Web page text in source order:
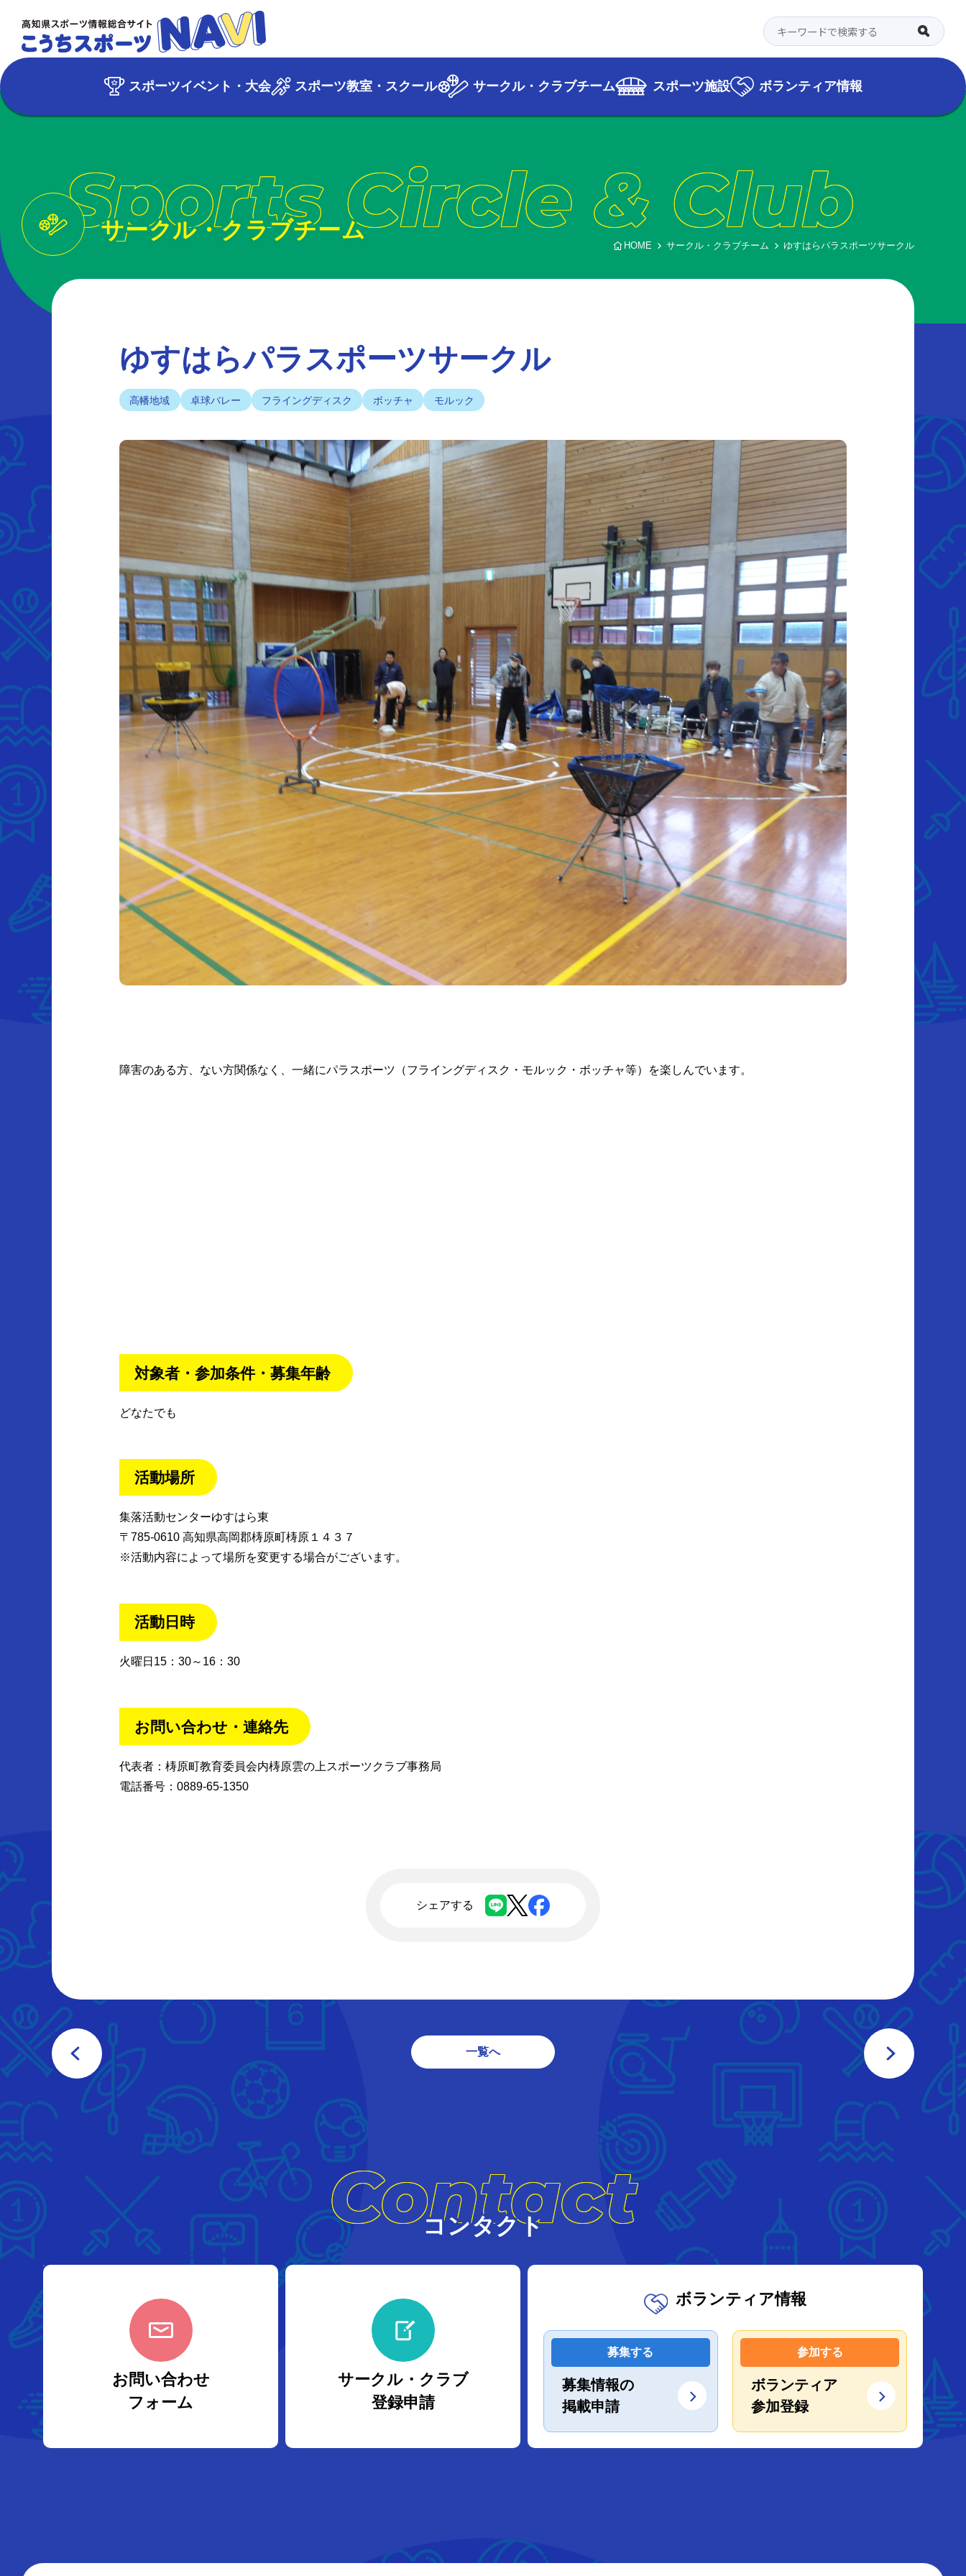
スポーツイベント・大会 スポーツ教室・スクール サークル・クラブチーム スポーツ施設 ボランティア情報
Sports Circle & Club
サークル・クラブチーム
HOME サークル・クラブチーム ゆすはらパラスポーツサークル
ゆすはらパラスポーツサークル
高幡地域 卓球バレー フライングディスク ボッチャ モルック
障害のある方、ない方関係なく、一緒にパラスポーツ（フライングディスク・モルック・ボッチャ等）を楽しんでいます。
対象者・参加条件・募集年齢
どなたでも
活動場所
集落活動センターゆすはら東
〒785-0610 高知県高岡郡梼原町梼原１４３７
※活動内容によって場所を変更する場合がございます。
活動日時
火曜日15：30～16：30
お問い合わせ・連絡先
代表者：梼原町教育委員会内梼原雲の上スポーツクラブ事務局
電話番号：0889-65-1350
シェアする
一覧へ
Contact
コンタクト
お問い合わせ
フォーム
サークル・クラブ
登録申請
ボランティア情報
募集する
募集情報の
掲載申請
参加する
ボランティア
参加登録